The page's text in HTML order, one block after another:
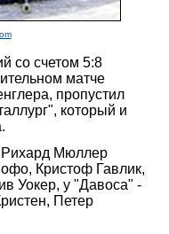
со счетом 5:8
матче
пропустил
который и
Рихард Мюллер
Кристоф Гавлик,
Уокер, у "Давоса" -
Петер